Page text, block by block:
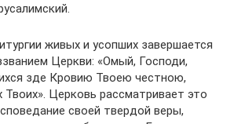
живых и усопших завершается
Церкви: «Омый, Господи,
зде Кровию Твоею честною,
Церковь рассматривает это
своей твердой веры,